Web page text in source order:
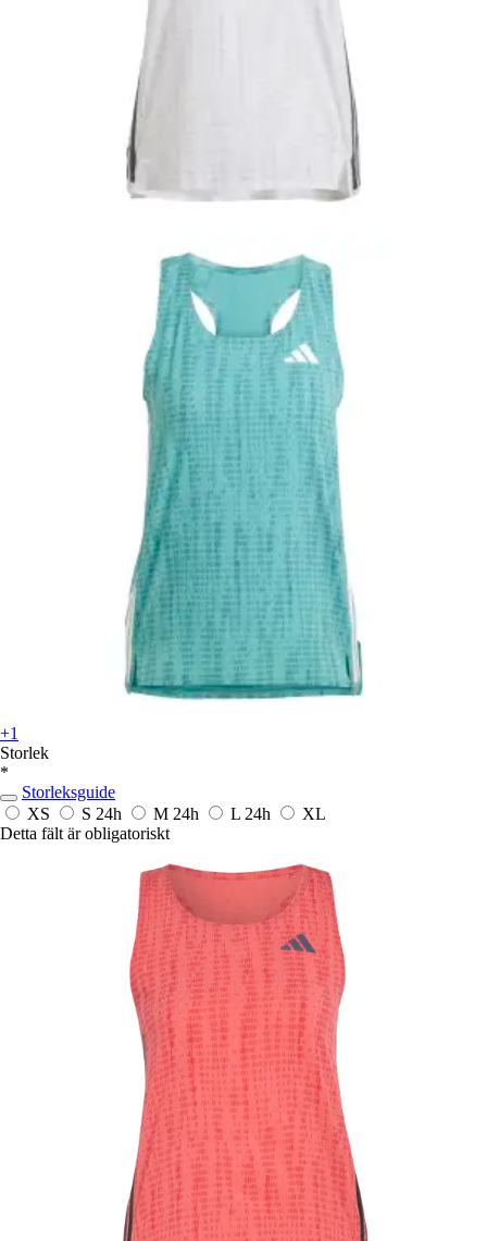
+1
Storlek
*
Storleksguide
XS
S 24h M 24h L 24h
XL
Detta fält är obligatoriskt